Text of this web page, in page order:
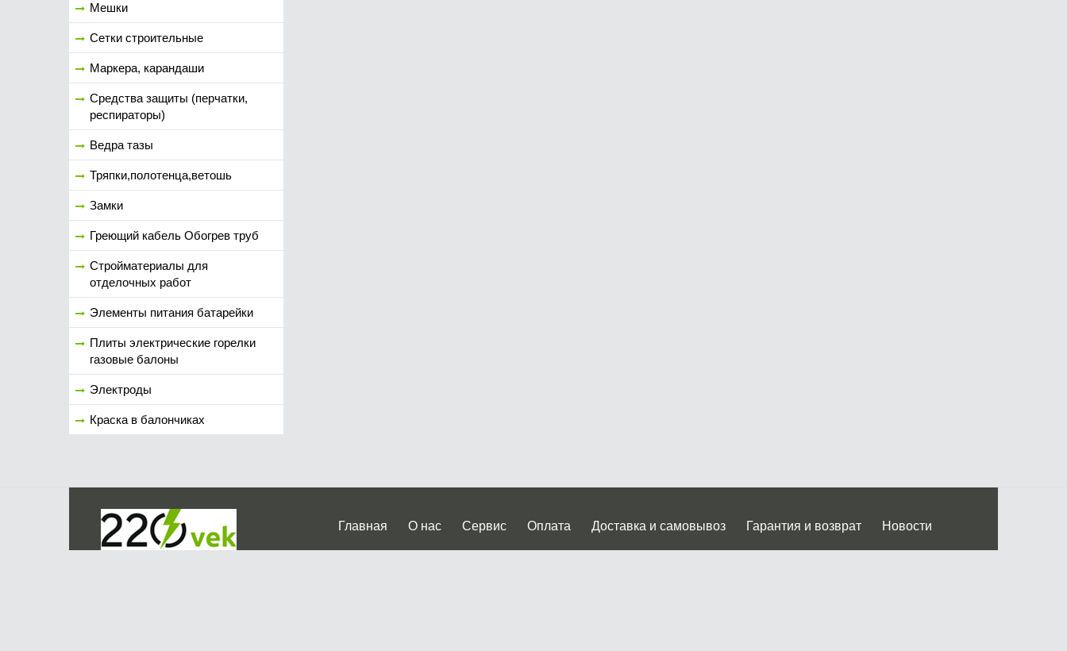
Мешки
Сетки строительные
Маркера, карандаши
Средства защиты (перчатки,
респираторы)
Ведра тазы
Тряпки,полотенца,ветошь
Замки
Греющий кабель Обогрев труб
Стройматериалы для
отделочных работ
Элементы питания батарейки
Плиты электрические горелки
газовые балоны
Электроды
Краска в балончиках
Главная О нас Сервис Оплата Доставка и самовывоз Гарантия и возврат Новости